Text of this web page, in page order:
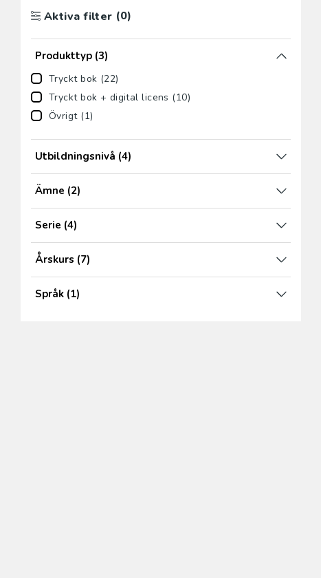
Aktiva filter (0)
Produkttyp (3)
Tryckt bok (22)
Tryckt bok + digital licens (10)
Övrigt (1)
Utbildningsnivå (4)
Ämne (2)
Serie (4)
Årskurs (7)
Språk (1)